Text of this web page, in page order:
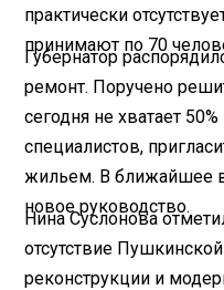
практически
принимают по 70
Губернатор
ремонт. Поручено
сегодня не хватает
специалистов,
жильем. В ближайшее
новое руководство.
Нина Суслонова
отсутствие
реконструкции и